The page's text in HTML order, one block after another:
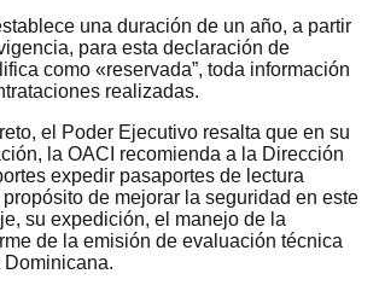
una duración de un año, a partir
para esta declaración de
como «reservada”, toda información
realizadas.
el Poder Ejecutivo resalta que en su
la OACI recomienda a la Dirección
expedir pasaportes de lectura
de mejorar la seguridad en este
su expedición, el manejo de la
de la emisión de evaluación técnica